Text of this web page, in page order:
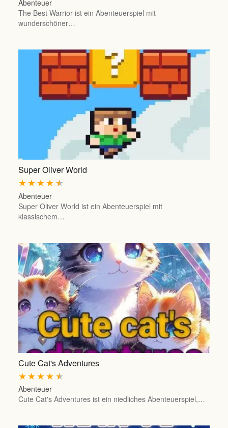
Abenteuer
The Best Warrior ist ein Abenteuerspiel mit
wunderschöner…
Super Oliver World
★
★
★
★
★
Abenteuer
Super Oliver World ist ein Abenteuerspiel mit
klassischem…
Cute Cat's Adventures
★
★
★
★
★
Abenteuer
Cute Cat's Adventures ist ein niedliches Abenteuerspiel,…